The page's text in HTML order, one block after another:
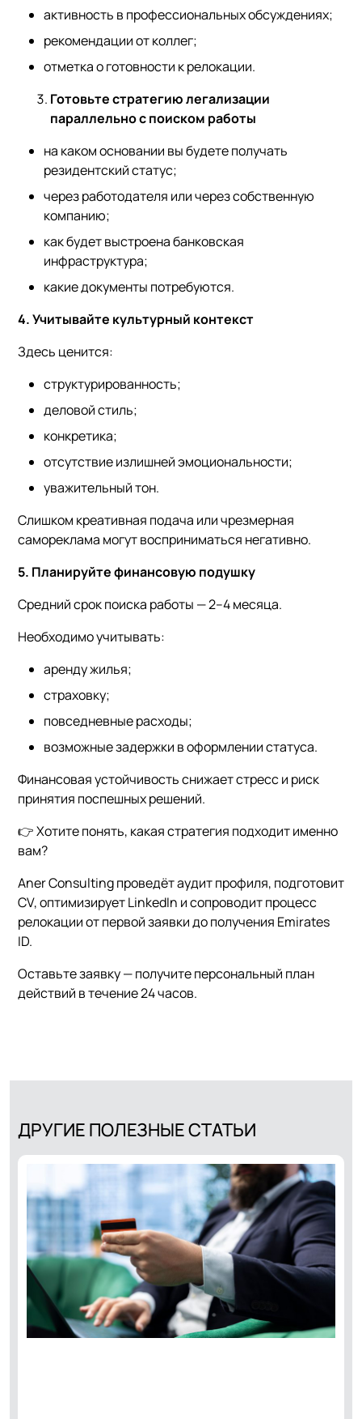
активность в профессиональных обсуждениях;
рекомендации от коллег;
отметка о готовности к релокации.
Готовьте стратегию легализации
параллельно с поиском работы
на каком основании вы будете получать
резидентский статус;
через работодателя или через собственную
компанию;
как будет выстроена банковская
инфраструктура;
какие документы потребуются.
4. Учитывайте культурный контекст
Здесь ценится:
структурированность;
деловой стиль;
конкретика;
отсутствие излишней эмоциональности;
уважительный тон.
Слишком креативная подача или чрезмерная
самореклама могут восприниматься негативно.
5. Планируйте финансовую подушку
Средний срок поиска работы — 2–4 месяца.
Необходимо учитывать:
аренду жилья;
страховку;
повседневные расходы;
возможные задержки в оформлении статуса.
Финансовая устойчивость снижает стресс и риск
принятия поспешных решений.
👉 Хотите понять, какая стратегия подходит именно
вам?
Aner Consulting проведёт аудит профиля, подготовит
CV, оптимизирует LinkedIn и сопроводит процесс
релокации от первой заявки до получения Emirates
ID.
Оставьте заявку — получите персональный план
действий в течение 24 часов.
ДРУГИЕ ПОЛЕЗНЫЕ СТАТЬИ